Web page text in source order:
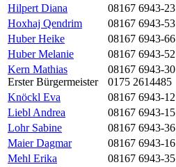
Hilpert Diana
08167 6943-23
Hoxhaj Qendrim
08167 6943-53
Huber Heike
08167 6943-66
Huber Melanie
08167 6943-52
Kern Mathias
Erster Bürgermeister
08167 6943-30
0175 2614485
Knöckl Eva
08167 6943-12
Liebl Andrea
08167 6943-15
Lohr Sabine
08167 6943-36
Maier Dagmar
08167 6943-16
Mehl Erika
08167 6943-35